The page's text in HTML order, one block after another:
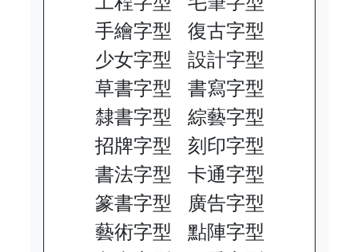
手繪字型
復古字型
少女字型
設計字型
草書字型
書寫字型
隸書字型
綜藝字型
招牌字型
刻印字型
書法字型
卡通字型
篆書字型
廣告字型
藝術字型
點陣字型